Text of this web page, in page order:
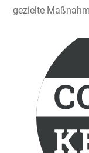
gezielte